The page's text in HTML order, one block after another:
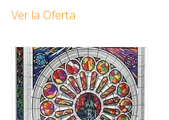
Ver la Oferta